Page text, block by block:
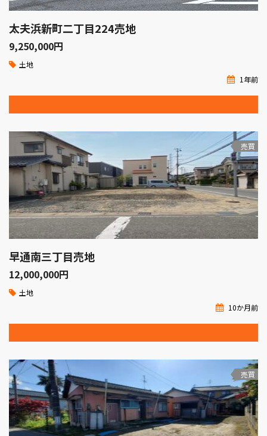
太夫浜新町二丁目224売地
9,250,000円
土地
1年前
売買
早通南三丁目売地
12,000,000円
土地
10か月前
売買